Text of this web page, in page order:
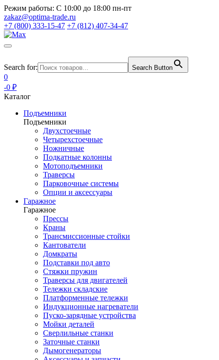
Режим работы: С 10:00 до 18:00 пн-пт
zakaz@optima-trade.ru
+7 (800) 333-15-47 +7 (812) 407-34-47
Search for: Search Button
0
-0 ₽
Каталог
Подъемники
Подъемники
Двухстоечные
Четырехстоечные
Ножничные
Подкатные колонны
Мотоподъемники
Траверсы
Парковочные системы
Опции и аксессуары
Гаражное
Гаражное
Прессы
Краны
Трансмиссионные стойки
Кантователи
Домкраты
Подставки под авто
Стяжки пружин
Траверсы для двигателей
Тележки складские
Платформенные тележки
Индукционные нагреватели
Пуско-зарядные устройства
Мойки деталей
Сверлильные станки
Заточные станки
Дымогенераторы